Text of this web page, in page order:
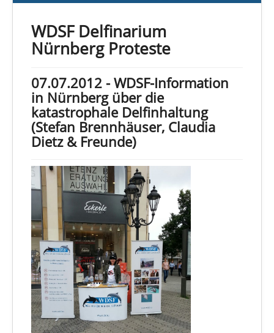
WDSF Delfinarium
Nürnberg Proteste
07.07.2012 - WDSF-Information
in Nürnberg über die
katastrophale Delfinhaltung
(Stefan Brennhäuser, Claudia
Dietz & Freunde)